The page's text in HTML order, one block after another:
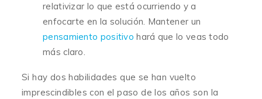
relativizar lo que está ocurriendo y a
enfocarte en la solución. Mantener un
pensamiento positivo hará que lo veas todo
más claro.
Si hay dos habilidades que se han vuelto
imprescindibles con el paso de los años son la